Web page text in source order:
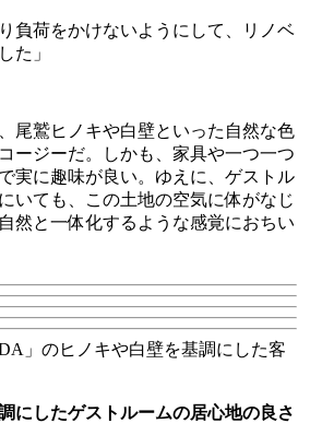
負荷をかけないようにして、リノベ
た」
尾鷲ヒノキや白壁といった自然な色
ージーだ。しかも、家具や一つ一つ
実に趣味が良い。ゆえに、ゲストル
いても、この土地の空気に体がなじ
然と一体化するような感覚におちい
にしたゲストルームの居心地の良さ